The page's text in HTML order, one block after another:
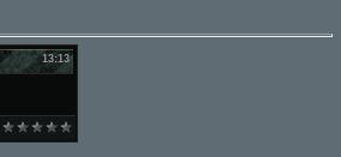
13:13